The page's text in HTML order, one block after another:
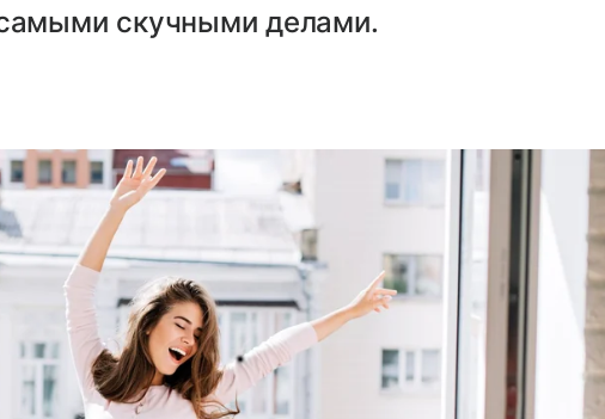
скучными делами.